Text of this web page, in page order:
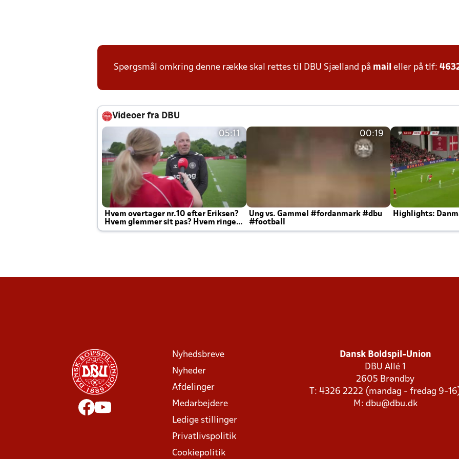
Spørgsmål omkring denne række skal rettes til DBU Sjælland på mail eller på tlf:
Videoer fra DBU
05:11
Hvem overtager nr.10 efter Eriksen?
Hvem glemmer sit pas? Hvem ringer
Joachim altid til efter kampe?
00:19
Ung vs. Gammel #fordanmark #dbu
#football
Highlights:
Nyhedsbreve
Nyheder
Afdelinger
Medarbejdere
Ledige stillinger
Privatlivspolitik
Cookiepolitik
Dansk Boldspil-Union
DBU Allé 1
2605 Brøndby
T: 4326 2222 (mandag - fredag 9-
M: dbu@dbu.dk